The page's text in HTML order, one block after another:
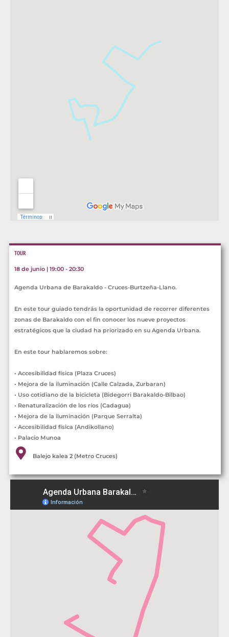
TOUR
18 de junio | 19:00 - 20:30
Agenda Urbana de Barakaldo - Cruces-Burtzeña-Llano.
En este tour guiado tendrás la oportunidad de recorrer diferentes
zonas de Barakaldo con el fin conocer los nueve proyectos
estratégicos que la ciudad ha priorizado en su Agenda Urbana.
En este tour hablaremos sobre:
• Accesibilidad física (Plaza Cruces)
• Mejora de la iluminación (Calle Calzada, Zurbaran)
• Uso cotidiano de la bicicleta (Bidegorri Barakaldo-Bilbao)
• Renaturalización de los ríos (Cadagua)
• Mejora de la iluminación (Parque Serralta)
• Accesibilidad física (Andikollano)
• Palacio Munoa
Balejo kalea 2 (Metro Cruces)